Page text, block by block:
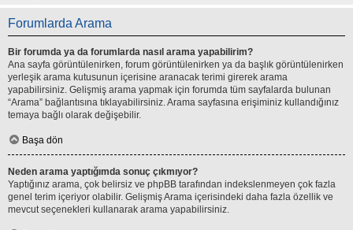
Forumlarda Arama
Bir forumda ya da forumlarda nasıl arama yapabilirim?
Ana sayfa görüntülenirken, forum görüntülenirken ya da başlık görüntülenirken
yerleşik arama kutusunun içerisine aranacak terimi girerek arama
yapabilirsiniz. Gelişmiş arama yapmak için forumda tüm sayfalarda bulunan
“Arama” bağlantısına tıklayabilirsiniz. Arama sayfasına erişiminiz kullandığınız
temaya bağlı olarak değişebilir.
Başa dön
Neden arama yaptığımda sonuç çıkmıyor?
Yaptığınız arama, çok belirsiz ve phpBB tarafından indekslenmeyen çok fazla
genel terim içeriyor olabilir. Gelişmiş Arama içerisindeki daha fazla özellik ve
mevcut seçenekleri kullanarak arama yapabilirsiniz.